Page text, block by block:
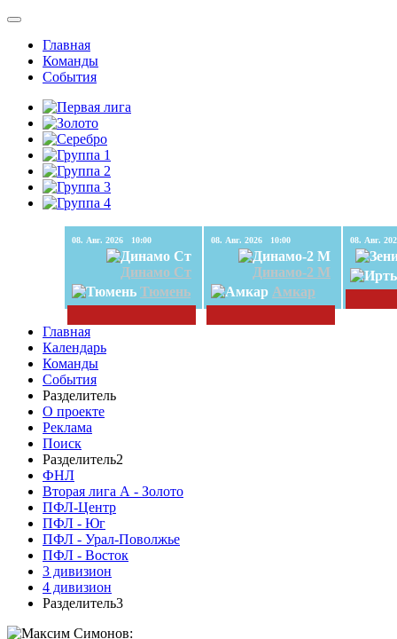
Главная
Команды
События
08. Авг. 2026 10:00
Динамо Ст
Тюмень
08. Авг. 2026 10:00
Динамо-2 М
Амкар
Главная
Календарь
Команды
События
Разделитель
О проекте
Реклама
Поиск
Разделитель2
ФНЛ
Вторая лига А - Золото
ПФЛ-Центр
ПФЛ - Юг
ПФЛ - Урал-Поволжье
ПФЛ - Восток
3 дивизион
4 дивизион
Разделитель3